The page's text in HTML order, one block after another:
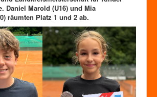
Daniel Marold (U16) und Mia
räumten Platz 1 und 2 ab.